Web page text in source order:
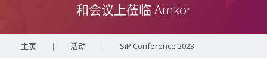
和会议上莅临 Amkor
主页 | 活动 | SiP Conference 2023